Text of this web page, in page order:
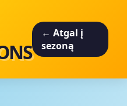
← Atgal į
sezoną